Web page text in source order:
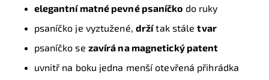
elegantní matné pevné psaníčko do ruky
psaníčko je vyztužené, držítak stáletvar
psaníčko se zavírá na magnetický patent
uvnitř na boku jedna menší otevřená přihrádka